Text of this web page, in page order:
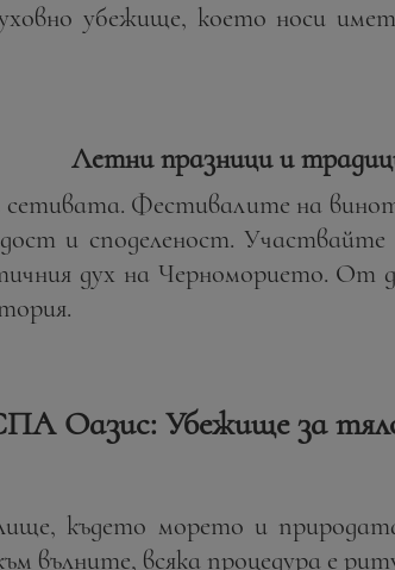
убежище, което носи
Летни празници и
Фестивалите на
и споделеност.
дух на Черноморието. От
Оазис: Убежище за
където морето и
вълните, всяка процедура е